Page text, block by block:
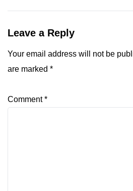
Leave a Reply
Your email address will not be
are marked *
Comment*